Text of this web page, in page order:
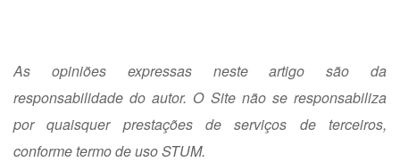
As opiniões expressas neste artigo são da
responsabilidade do autor. O Site não se responsabiliza
por quaisquer prestações de serviços de terceiros,
conforme termo de uso STUM.